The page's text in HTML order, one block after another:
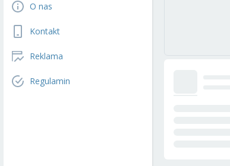
O nas
Kontakt
Reklama
Regulamin